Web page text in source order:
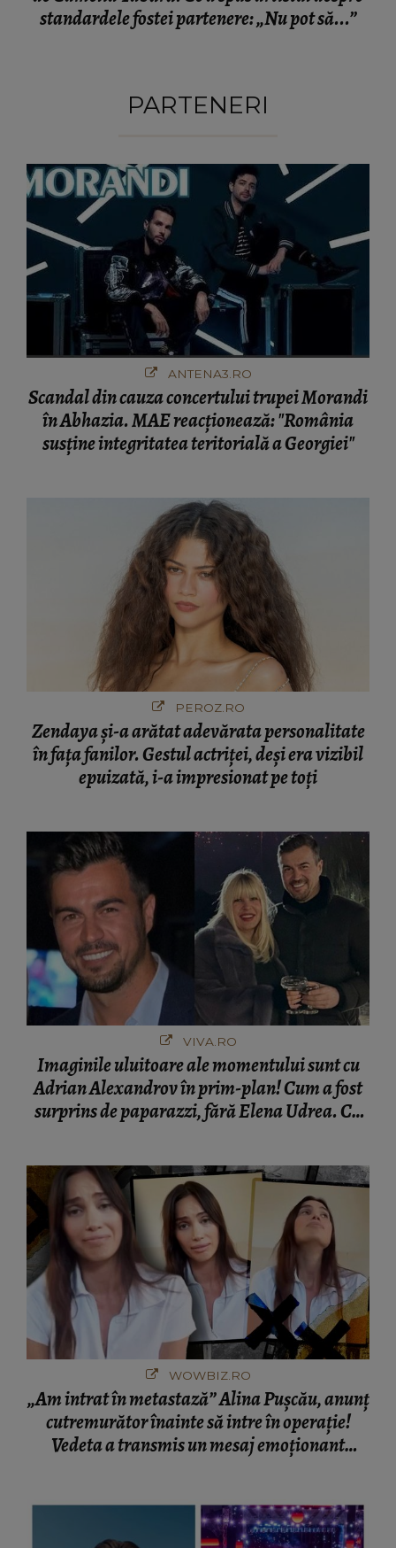
standardele fostei partenere: „Nu pot să...”
PARTENERI
ANTENA3.RO
Scandal din cauza concertului trupei Morandi
în Abhazia. MAE reacționează: "România
susține integritatea teritorială a Georgiei"
PEROZ.RO
Zendaya și-a arătat adevărata personalitate
în fața fanilor. Gestul actriței, deși era vizibil
epuizată, i-a impresionat pe toți
VIVA.RO
Imaginile uluitoare ale momentului sunt cu
Adrian Alexandrov în prim-plan! Cum a fost
surprins de paparazzi, fără Elena Udrea. Cu
WOWBIZ.RO
„Am intrat în metastază” Alina Pușcău, anunț
cutremurător înainte să intre în operație!
Vedeta a transmis un mesaj emoționant